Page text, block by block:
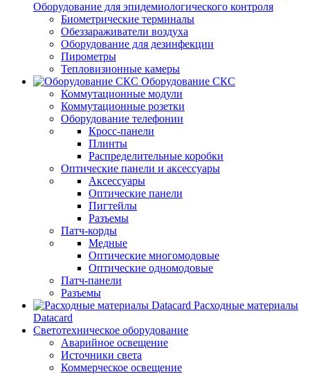
Оборудование для эпидемиологического контроля
Биометрические терминалы
Обеззараживатели воздуха
Оборудование для дезинфекции
Пирометры
Тепловизионные камеры
Оборудование СКС
Коммутационные модули
Коммутационные розетки
Оборудование телефонии
Кросс-панели
Плинты
Распределительные коробки
Оптические панели и аксессуары
Аксессуары
Оптические панели
Пигтейлы
Разъемы
Патч-корды
Медные
Оптические многомодовые
Оптические одномодовые
Патч-панели
Разъемы
Расходные материалы
Datacard
Светотехническое оборудование
Аварийное освещение
Источники света
Коммерческое освещение